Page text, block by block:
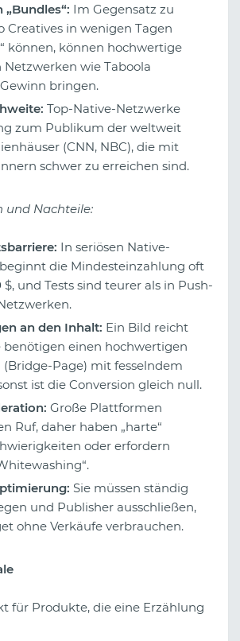
Im Gegensatz zu
Creatives in wenigen Tagen
können, können hochwertige
Netzwerken wie Taboola
bringen.
Top-Native-Netzwerke
zum Publikum der weltweit
(CNN, NBC), die mit
schwer zu erreichen sind.
und Nachteile:
In seriösen Native-
die Mindesteinzahlung oft
$, und Tests sind teurer als in Push-
an den Inhalt: Ein Bild reicht
benötigen einen hochwertigen
(Bridge-Page) mit fesselndem
ist die Conversion gleich null.
Große Plattformen
Ruf, daher haben „harte“
oder erfordern
Sie müssen ständig
und Publisher ausschließen,
ohne Verkäufe verbrauchen.
für Produkte, die eine Erzählung